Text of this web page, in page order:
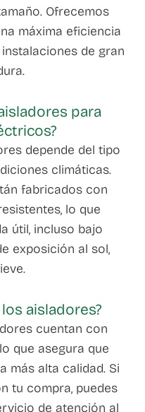
Ofrecemos
máxima eficiencia
de gran
para
depende del tipo
climáticas.
fabricados con
lo que
útil, incluso bajo
exposición al sol,
aisladores?
cuentan con
que asegura que
más alta calidad. Si
tu compra, puedes
de atención al